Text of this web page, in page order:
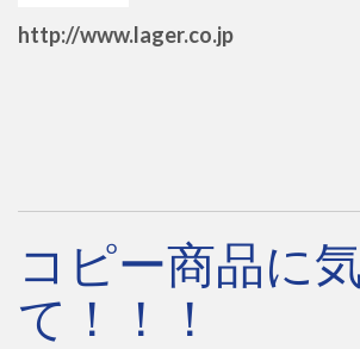
http://www.lager.co.jp
コピー商品に
て！！！